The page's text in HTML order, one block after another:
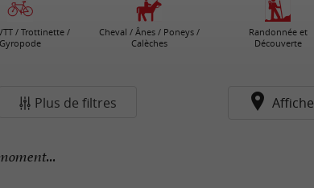
/ Trottinette /
Gyropode
Cheval / Ânes / Poneys /
Calèches
Randonnée et
Découverte
Plus de filtres